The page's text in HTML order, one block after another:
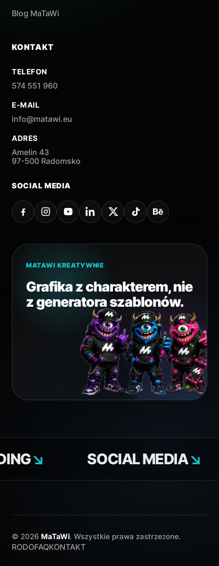
Blog MaTaWi
KONTAKT
TELEFON
574 551 960
E-MAIL
info@matawi.eu
ADRES
Amelin 43
97-500 Radomsko
SOCIAL MEDIA
MATAWI KREATYWNIE
Grafika z charakterem, nie
z generatora szablonów.
↘ SOCIAL MEDIA↘
© 2026 MaTaWi. Wszystkie prawa zastrzeżone.
RODOFAQKONTAKT